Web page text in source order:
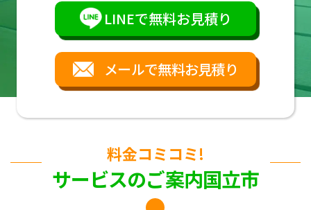
LINEで無料お見積り
メールで無料お見積り
料金コミコミ!
サービスのご案内国立市